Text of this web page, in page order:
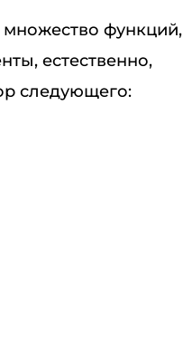
функций,
естественно,
следующего: